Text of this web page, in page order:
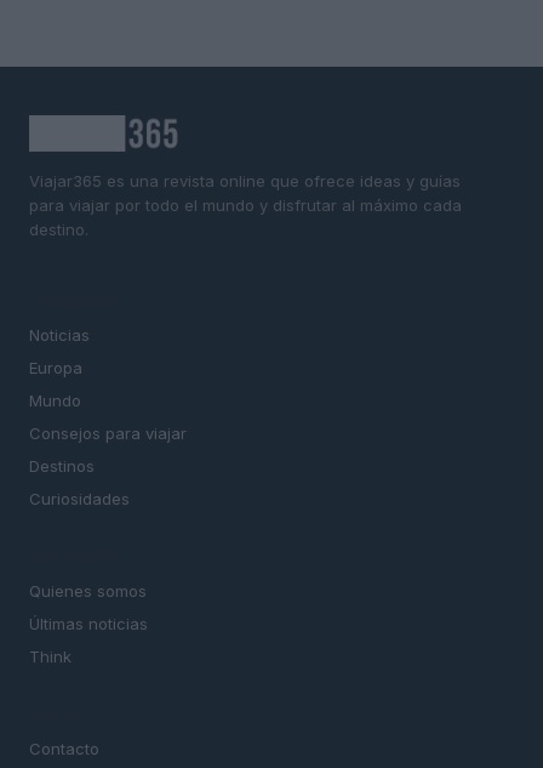
Viajar365 es una revista online que ofrece ideas y guías
para viajar por todo el mundo y disfrutar al máximo cada
destino.
Noticias
Europa
Mundo
Consejos para viajar
Destinos
Curiosidades
Quienes somos
Últimas noticias
Think
Contacto